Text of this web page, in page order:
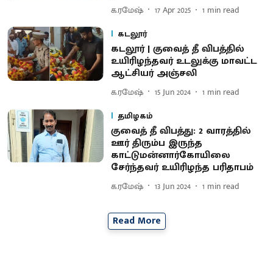
க.ரமேஷ் 17 Apr 2025 1 min read
கடலூர்
கடலூர் | குவைத் தீ விபத்தில்
உயிரிழந்தவர் உடலுக்கு மாவட்ட
ஆட்சியர் அஞ்சலி
க.ரமேஷ் 15 Jun 2024 1 min read
தமிழகம்
குவைத் தீ விபத்து: 2 வாரத்தில்
ஊர் திரும்ப இருந்த
காட்டுமன்னார்கோயிலை
சேர்ந்தவர் உயிரிழந்த பரிதாபம்
க.ரமேஷ் 13 Jun 2024 1 min read
Read More